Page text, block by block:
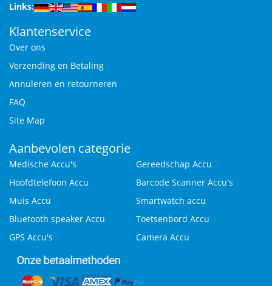
Links:
Klantenservice
Over ons
Verzending en Betaling
Annuleren en retourneren
FAQ
Site Map
Aanbevolen categorie
Medische Accu's
Gereedschap Accu
Hoofdtelefoon Accu
Barcode Scanner Accu's
Muis Accu
Smartwatch accu
Bluetooth speaker Accu
Toetsenbord Accu
GPS Accu's
Camera Accu